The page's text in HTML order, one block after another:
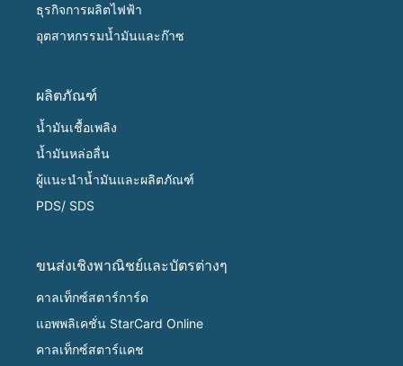
ธุรกิจการผลิตไฟฟ้า
อุตสาหกรรมน้ำมันและก๊าซ
ผลิตภัณฑ์
น้ำมันเชื้อเพลิง
น้ำมันหล่อลื่น
ผู้แนะนำน้ำมันและผลิตภัณฑ์
PDS/ SDS
ขนส่งเชิงพาณิชย์และบัตรต่างๆ
คาลเท็กซ์สตาร์การ์ด
แอพพลิเคชั่น StarCard Online
คาลเท็กซ์สตาร์แคช